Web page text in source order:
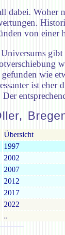
dabei. Woher
von einer
wie
ist eher
Der
Übersicht
1997
2002
2007
2012
2017
2022
..